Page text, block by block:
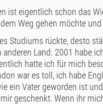
ist eigentlich schon das
Weg gehen möchte
Studiums rückte, desto
anderen Land. 2001 habe
hatte ich für mich
war es toll, ich habe
ein Vater geworden ist
geschenkt. Wenn ihr